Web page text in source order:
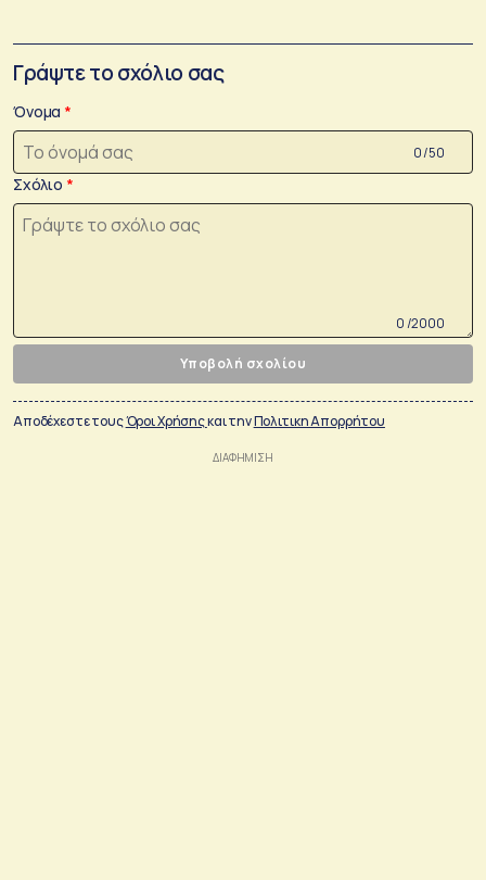
Γράψτε το σχόλιο σας
Όνομα
0 /50
Σχόλιο
0 /2000
Υποβολή σχολίου
Αποδέχεστε τουςΌροι Χρήσηςκαι τηνΠολιτικη Απορρήτου